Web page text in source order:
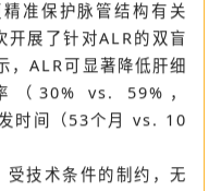
vs. 10%；23% vs.
出血等并发症发生率显
准保护脉管结构有关
展了针对ALR的双盲
，ALR可显著降低肝细
30% vs. 59%，
时间（53个月 vs. 10